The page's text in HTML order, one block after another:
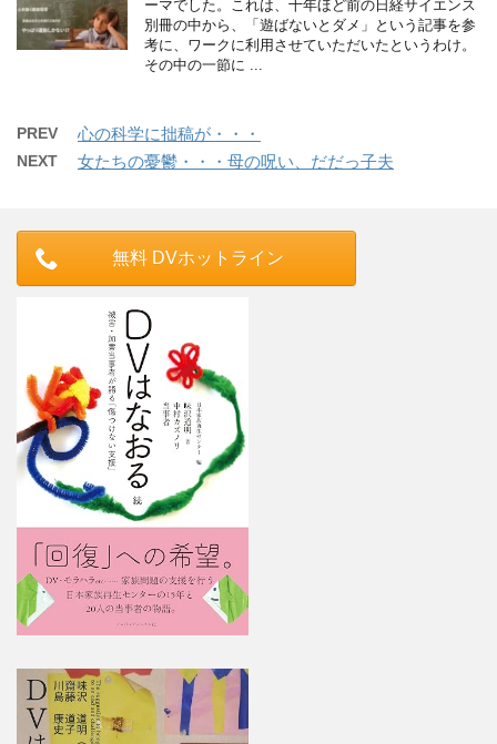
ーマでした。これは、十年ほど前の日経サイエンス
別冊の中から、「遊ばないとダメ」という記事を参
考に、ワークに利用させていただいたというわけ。
その中の一節に ...
PREV 心の科学に拙稿が・・・
NEXT 女たちの憂鬱・・・母の呪い、だだっ子夫
無料 DVホットライン